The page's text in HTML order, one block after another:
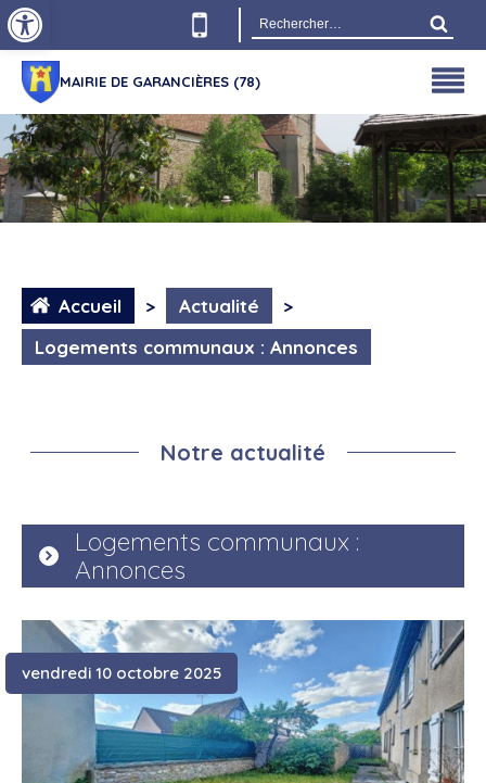
Rechercher :
MAIRIE DE GARANCIÈRES (78)
Accueil > Actualité
>
Logements communaux : Annonces
Notre actualité
Logements communaux :
Annonces
vendredi 10 octobre 2025